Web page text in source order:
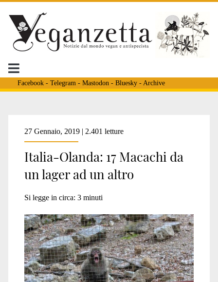
Facebook- Telegram - Mastodon - Bluesky- Archive
Tag:
<span>carmen
aiello</span>
27 Gennaio, 2019 | 2.401 letture
Italia-Olanda: 17 Macachi da
un lager ad un altro
Si legge in circa: 3 minuti